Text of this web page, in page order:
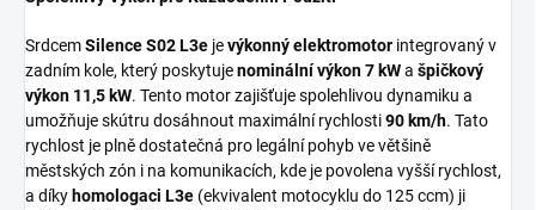
SrdcemSilence S02 L3e jevýkonnýelektromotor integrovaný v
zadním kole, který poskytujenominální výkon 7 kWa špičkový
výkon 11,5 kW. Tento motor zajišťuje spolehlivou dynamiku a
umožňuje skútru dosáhnout maximální rychlosti90 km/h. Tato
rychlost je plně dostatečná pro legální pohyb ve většině
městských zón i na komunikacích, kde je povolena vyšší rychlost,
a díky homologaci L3e (ekvivalent motocyklu do 125 ccm) ji